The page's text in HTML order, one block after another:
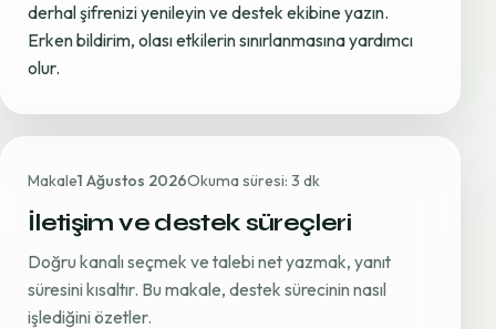
derhal şifrenizi yenileyin ve destek ekibine yazın.
Erken bildirim, olası etkilerin sınırlanmasına yardımcı
olur.
Makale1 Ağustos 2026Okuma süresi: 3 dk
İletişim ve destek süreçleri
Doğru kanalı seçmek ve talebi net yazmak, yanıt
süresini kısaltır. Bu makale, destek sürecinin nasıl
işlediğini özetler.